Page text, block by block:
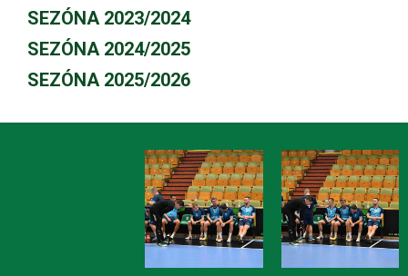
SEZÓNA 2023/2024
SEZÓNA 2024/2025
SEZÓNA 2025/2026